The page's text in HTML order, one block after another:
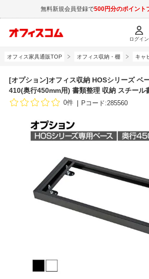
無料新規会員登録で500円分のポイント
ログイン
オフィス家具通販TOP オフィス収納・棚 キャ
[オプション]オフィス収納 HOSシリーズ ベ
410(奥行450mm用) 書類整理 収納 スチール
0件 Pコード:285560